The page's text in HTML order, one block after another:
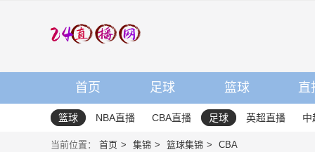
首页 足球 篮球 直
篮球 NBA直播 CBA直播 足球 英超直播 中
当前位置： 首页 集锦 篮球集锦 CBA